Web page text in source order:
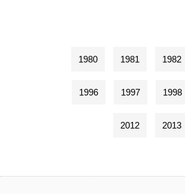
1980 1981 1982
1996 1997 1998
2012 2013